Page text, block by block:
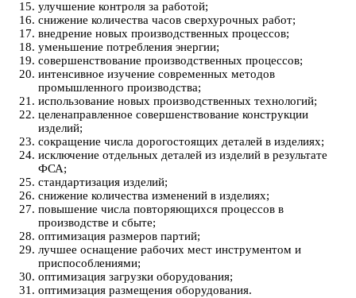
улучшение контроля за работой;
снижение количества часов сверхурочных работ;
внедрение новых производственных процессов;
уменьшение потребления энергии;
совершенствование производственных процессов;
интенсивное изучение современных методов
промышленного производства;
использование новых производственных технологий;
целенаправленное совершенствование конструкции
изделий;
сокращение числа дорогостоящих деталей в изделиях;
исключение отдельных деталей из изделий в результате
ФСА;
стандартизация изделий;
снижение количества изменений в изделиях;
повышение числа повторяющихся процессов в
производстве и сбыте;
оптимизация размеров партий;
лучшее оснащение рабочих мест инструментом и
приспособлениями;
оптимизация загрузки оборудования;
оптимизация размещения оборудования.